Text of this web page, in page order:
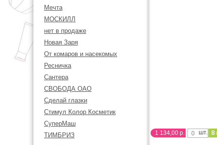
Мечта
МОСКИЛЛ
нет в продаже
Новая Заря
От комаров и насекомых
Ресничка
Сантера
СВОБОДА ОАО
Сделай глазки
Стимул Колор Косметик
СуперМаш
ТИМБРИЗ
1 134,00 р. шт.